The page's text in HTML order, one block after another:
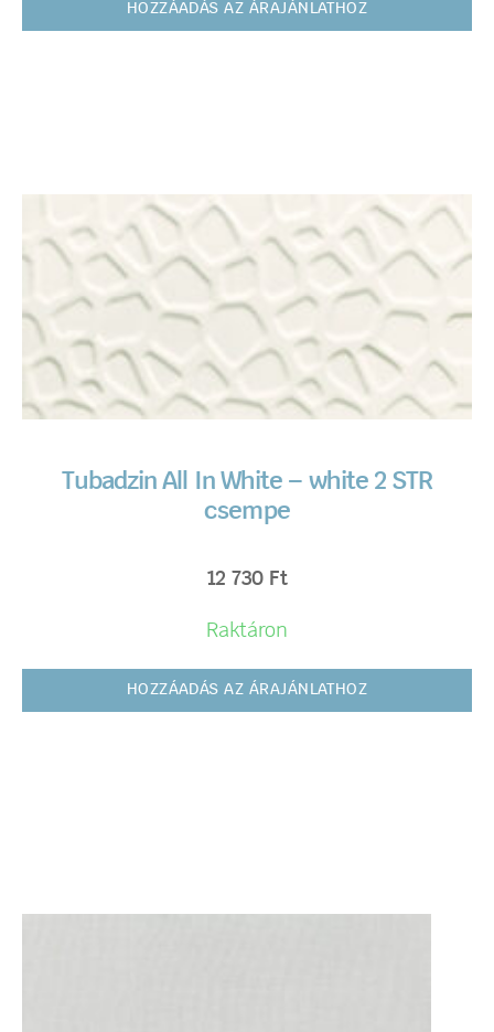
HOZZÁADÁS AZ ÁRAJÁNLATHOZ
Tubadzin All In White – white 2 STR
csempe
12 730 Ft
Raktáron
HOZZÁADÁS AZ ÁRAJÁNLATHOZ